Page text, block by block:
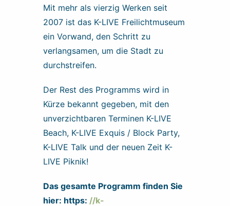
Mit mehr als vierzig Werken seit
2007 ist das K-LIVE Freilichtmuseum
ein Vorwand, den Schritt zu
verlangsamen, um die Stadt zu
durchstreifen.
Der Rest des Programms wird in
Kürze bekannt gegeben, mit den
unverzichtbaren Terminen K-LIVE
Beach, K-LIVE Exquis / Block Party,
K-LIVE Talk und der neuen Zeit K-
LIVE Piknik!
Das gesamte Programm finden Sie
hier: https: //k-